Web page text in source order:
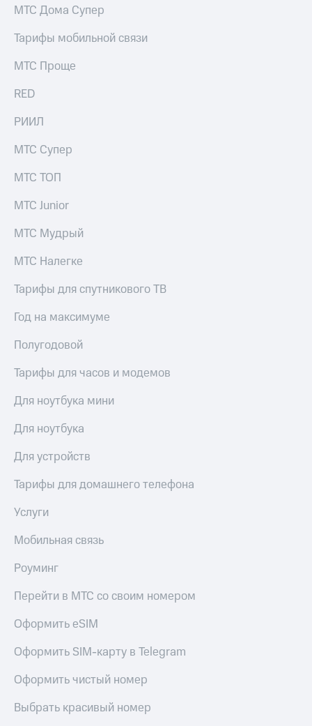
МТС Дома Супер
Тарифы мобильной связи
МТС Проще
RED
РИИЛ
МТС Супер
МТС ТОП
МТС Junior
МТС Мудрый
МТС Налегке
Тарифы для спутникового ТВ
Год на максимуме
Полугодовой
Тарифы для часов и модемов
Для ноутбука мини
Для ноутбука
Для устройств
Тарифы для домашнего телефона
Услуги
Мобильная связь
Роуминг
Перейти в МТС со своим номером
Оформить eSIM
Оформить SIM-карту в Telegram
Оформить чистый номер
Выбрать красивый номер